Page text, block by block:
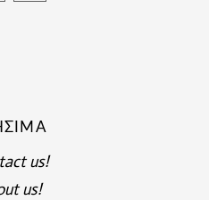
us!
us!